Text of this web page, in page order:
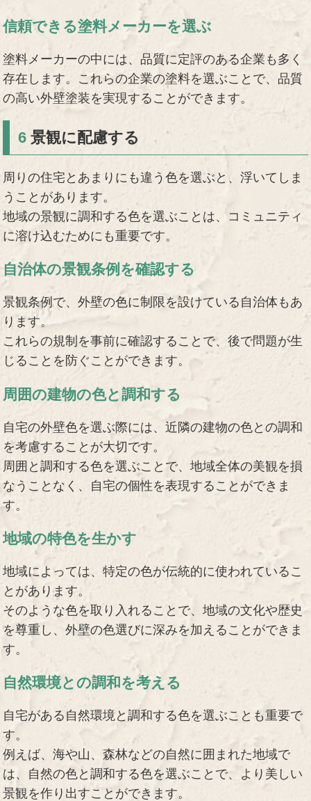
信頼できる塗料メーカーを選ぶ
塗料メーカーの中には、品質に定評のある企業も多く
存在します。これらの企業の塗料を選ぶことで、品質
の高い外壁塗装を実現することができます。
6景観に配慮する
周りの住宅とあまりにも違う色を選ぶと、浮いてしま
うことがあります。
地域の景観に調和する色を選ぶことは、コミュニティ
に溶け込むためにも重要です。
自治体の景観条例を確認する
景観条例で、外壁の色に制限を設けている自治体もあ
ります。
これらの規制を事前に確認することで、後で問題が生
じることを防ぐことができます。
周囲の建物の色と調和する
自宅の外壁色を選ぶ際には、近隣の建物の色との調和
を考慮することが大切です。
周囲と調和する色を選ぶことで、地域全体の美観を損
なうことなく、自宅の個性を表現することができま
す。
地域の特色を生かす
地域によっては、特定の色が伝統的に使われているこ
とがあります。
そのような色を取り入れることで、地域の文化や歴史
を尊重し、外壁の色選びに深みを加えることができま
す。
自然環境との調和を考える
自宅がある自然環境と調和する色を選ぶことも重要で
す。
例えば、海や山、森林などの自然に囲まれた地域で
は、自然の色と調和する色を選ぶことで、より美しい
景観を作り出すことができます。